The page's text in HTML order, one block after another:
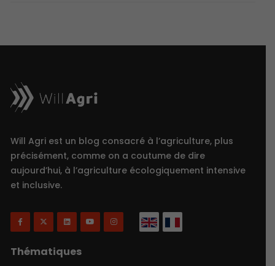
Will Agri est un blog consacré à l’agriculture, plus
précisément, comme on a coutume de dire
aujourd’hui, à l’agriculture écologiquement intensive
et inclusive.
Thématiques